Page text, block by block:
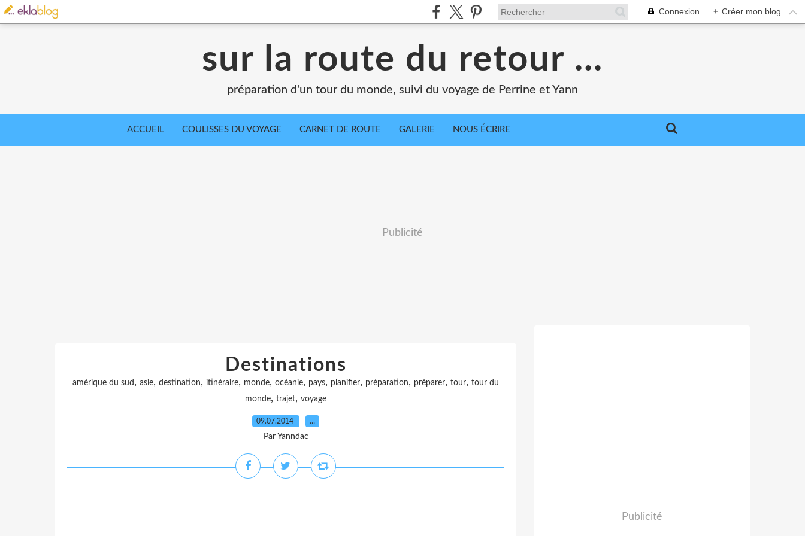
Connexion + Créer mon blog
sur la route du retour ...
préparation d'un tour du monde, suivi du voyage de Perrine et Yann
ACCUEIL COULISSES DU VOYAGE CARNET DE ROUTE GALERIE NOUS ÉCRIRE
Publicité
Destinations
amérique du sud , asie, destination, itinéraire, monde, océanie, pays, planifier, préparation, préparer, tour, tour du
monde, trajet, voyage
09.07.2014 …
Par Yanndac
Publicité